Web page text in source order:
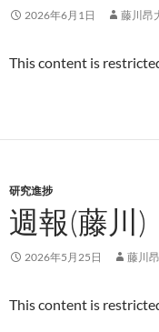
2026年6月1日 藤川昂
This content is
研究進捗
週報(藤川)
2026年5月25日 藤川
This content is